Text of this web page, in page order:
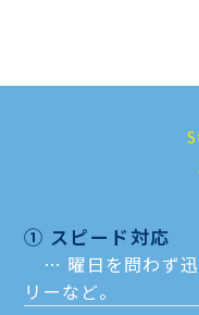
① スピード対応
… 曜日を問わず迅
リーなど。